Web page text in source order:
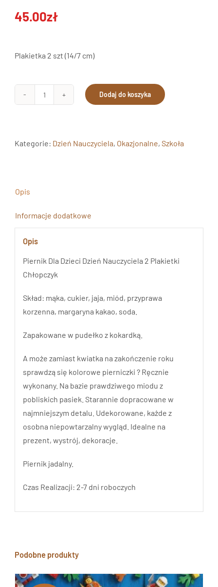
45.00zł
Plakietka 2 szt (14/7 cm)
ilość
Dzieci
Dodaj do koszyka
Kategorie: Dzień Nauczyciela, Okazjonalne, Szkoła
Opis
Informacje dodatkowe
Opis
Piernik Dla Dzieci Dzień Nauczyciela 2 Plakietki
Chłopczyk
Skład: mąka, cukier, jaja, miód, przyprawa
korzenna, margaryna kakao, soda.
Zapakowane w pudełko z kokardką.
A może zamiast kwiatka na zakończenie roku
sprawdzą się kolorowe pierniczki ? Ręcznie
wykonany. Na bazie prawdziwego miodu z
pobliskich pasiek. Starannie dopracowane w
najmniejszym detalu. Udekorowane, każde z
osobna niepowtarzalny wygląd. Idealne na
prezent, wystrój, dekoracje.
Piernik jadalny.
Czas Realizacji: 2-7 dni roboczych
Podobne produkty